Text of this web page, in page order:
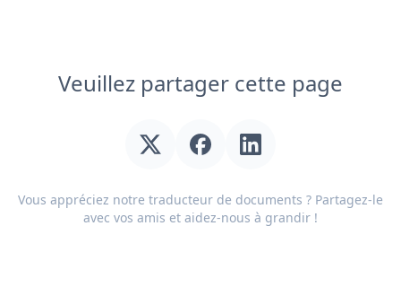
Veuillez partager cette page
Vous appréciez notre traducteur de documents ? Partagez-le
avec vos amis et aidez-nous à grandir !